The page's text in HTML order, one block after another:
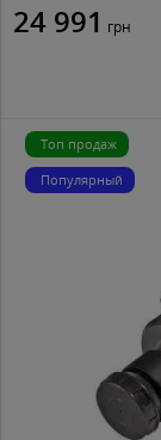
24 991 грн
Топ продаж
Популярный